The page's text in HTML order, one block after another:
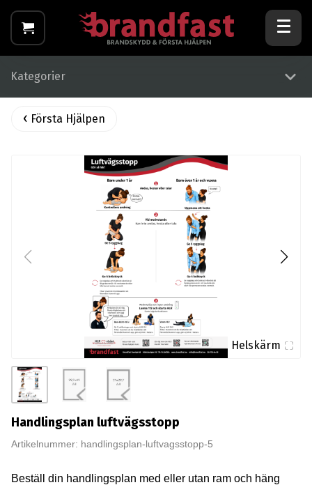
Kategorier
Första Hjälpen
Helskärm
Handlingsplan luftvägsstopp
Artikelnummer: handlingsplan-luftvagsstopp-5
Beställ din handlingsplan med eller utan ram och häng